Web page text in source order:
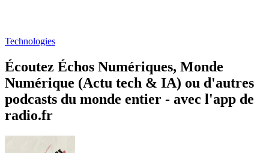
Technologies
Écoutez Échos Numériques, Monde
Numérique (Actu tech & IA) ou d'autres
podcasts du monde entier - avec l'app de
radio.fr